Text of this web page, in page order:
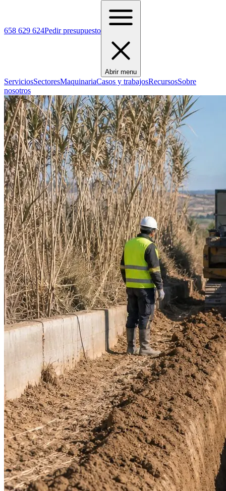
658 629 624Pedir presupuesto
Abrir menu
ServiciosSectoresMaquinariaCasos y trabajosRecursosSobre
nosotros